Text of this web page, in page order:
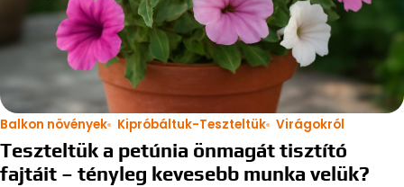
Balkon növények Kipróbáltuk-Teszteltük Virágokról
Teszteltük a petúnia önmagát tisztító
fajtáit – tényleg kevesebb munka velük?